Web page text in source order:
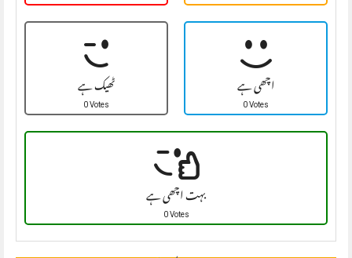
ٹھیک ہے
0 Votes اچھی ہے
0 Votes
بہت اچھی ہے
0 Votes